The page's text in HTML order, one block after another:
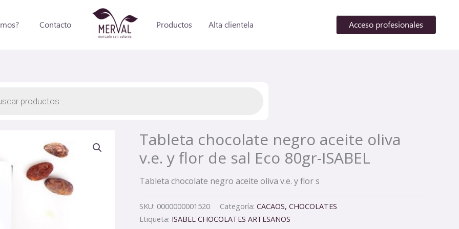
Contacto Productos Alta clientela Acceso profesionales
Tableta chocolate negro aceite oliva
v.e. y flor de sal Eco 80gr-ISABEL
Tableta chocolate negro aceite oliva v.e. y flor s
SKU: 0000000001520 Categoría: CACAOS, CHOCOLATES
Etiqueta: ISABEL CHOCOLATES ARTESANOS